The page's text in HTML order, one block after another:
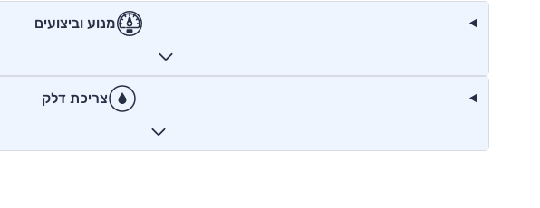
מנוע וביצועים
צריכת דלק